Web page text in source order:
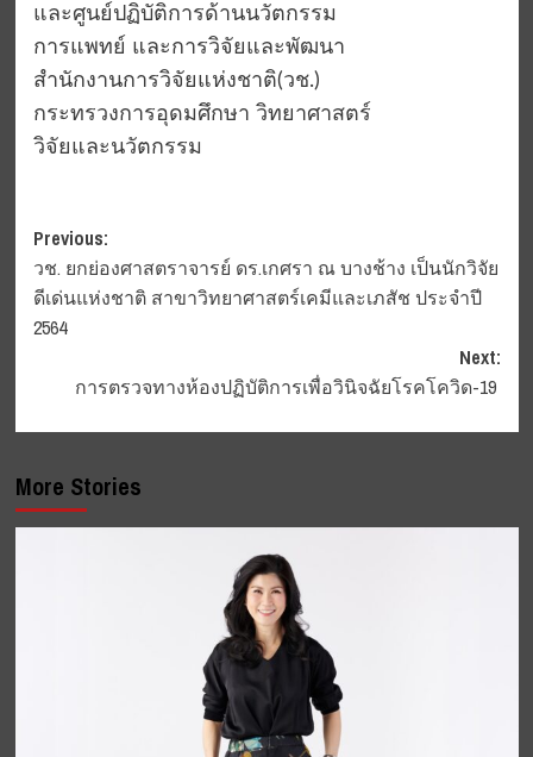
และศูนย์ปฏิบัติการด้านนวัตกรรม
การแพทย์ และการวิจัยและพัฒนา
สำนักงานการวิจัยแห่งชาติ(วช.)
กระทรวงการอุดมศึกษา วิทยาศาสตร์
วิจัยและนวัตกรรม
Post
navigation
Previous:
วช. ยกย่องศาสตราจารย์ ดร.เกศรา ณ บางช้าง เป็นนักวิจัย
ดีเด่นแห่งชาติ สาขาวิทยาศาสตร์เคมีและเภสัช ประจำปี
2564
Next:
การตรวจทางห้องปฏิบัติการเพื่อวินิจฉัยโรคโควิด-19
More Stories